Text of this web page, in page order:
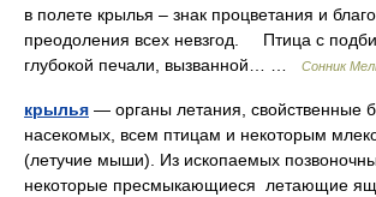
в полете крылья – знак процветания и
преодоления всех невзгод. Птица с
глубокой печали, вызванной… …
Сонник
крылья — органы летания, свойственные
насекомых, всем птицам и некоторым
(летучие мыши). Из ископаемых
некоторые пресмыкающиеся летающие